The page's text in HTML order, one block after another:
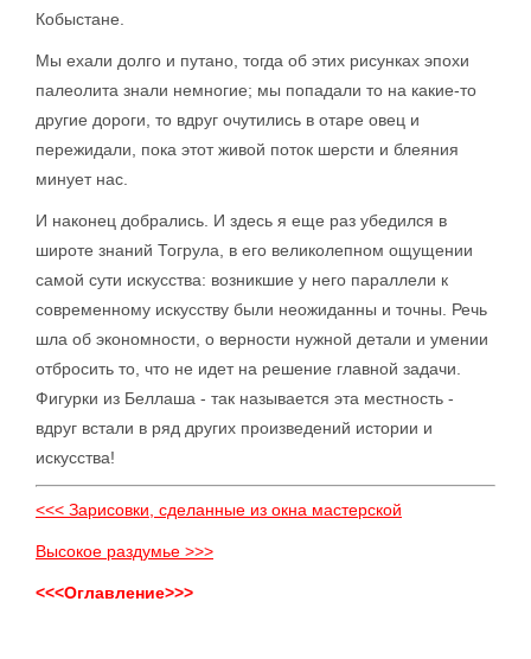
Кобыстане.
Мы ехали долго и путано, тогда об этих рисунках эпохи
палеолита знали немногие; мы попадали то на какие-то
другие дороги, то вдруг очутились в отаре овец и
пережидали, пока этот живой поток шерсти и блеяния
минует нас.
И наконец добрались. И здесь я еще раз убедился в
широте знаний Тогрула, в его великолепном ощущении
самой сути искусства: возникшие у него параллели к
современному искусству были неожиданны и точны. Речь
шла об экономности, о верности нужной детали и умении
отбросить то, что не идет на решение главной задачи.
Фигурки из Беллаша - так называется эта местность -
вдруг встали в ряд других произведений истории и
искусства!
<<< Зарисовки, сделанные из окна мастерской
Высокое раздумье >>>
<<<Оглавление>>>